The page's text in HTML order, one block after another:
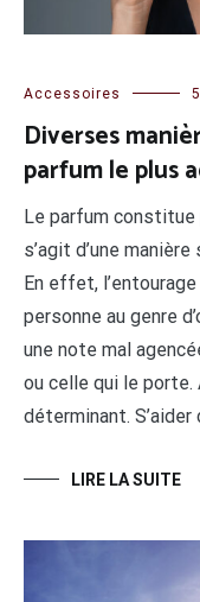
Accessoires
Diverses
parfum le plus
Le parfum constitue
s’agit d’une
En effet,
personne au genre
une note mal
ou celle qui le porte.
déterminant. S’aider
LIRE LA SUITE